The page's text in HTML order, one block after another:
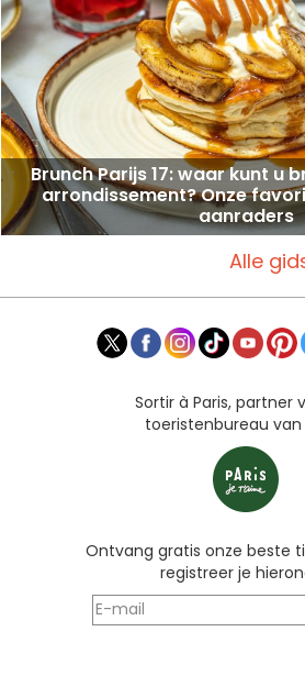
Brunch Parijs 17: waar kunt u
arrondissement? Onze
aanraders
Alle
Sortir à Paris, partner
toeristenbureau van
Ontvang gratis onze beste
registreer je